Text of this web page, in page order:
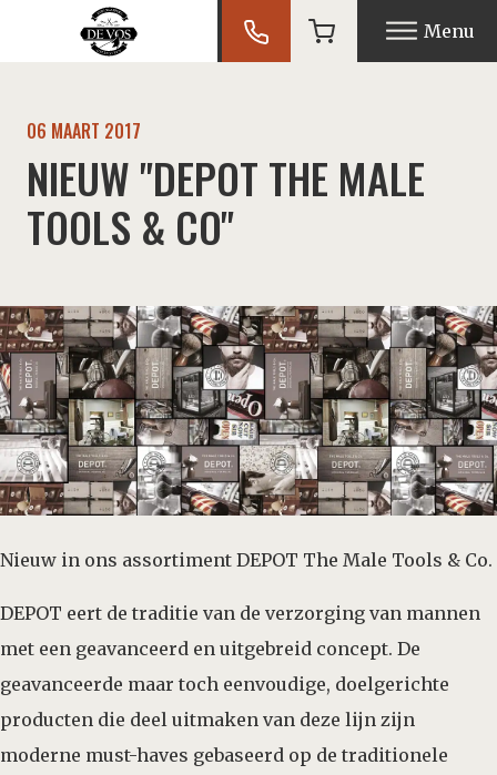
Menu
06 MAART 2017
NIEUW "DEPOT THE MALE
TOOLS & CO"
Nieuw in ons assortiment DEPOT The Male Tools & Co.
DEPOT eert de traditie van de verzorging van mannen
met een geavanceerd en uitgebreid concept. De
geavanceerde maar toch eenvoudige, doelgerichte
producten die deel uitmaken van deze lijn zijn
moderne must-haves gebaseerd op de traditionele